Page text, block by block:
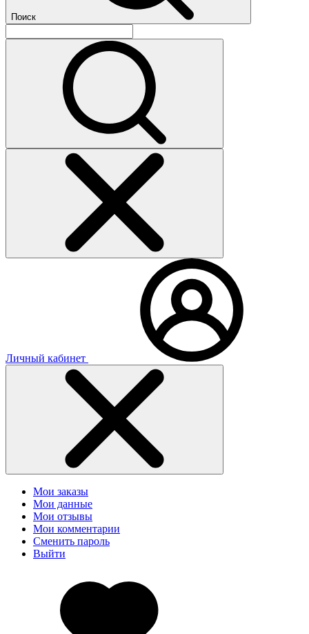
Поиск
Личный кабинет
Мои заказы
Мои данные
Мои отзывы
Мои комментарии
Сменить пароль
Выйти